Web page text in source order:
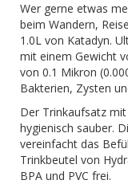
Wer gerne etwas
beim Wandern,
1.0L von Katadyn.
mit einem Gewicht
von 0.1 Mikron
Bakterien, Zysten
Der Trinkaufsatz
hygienisch sauber.
vereinfacht das
Trinkbeutel von
BPA und PVC frei.